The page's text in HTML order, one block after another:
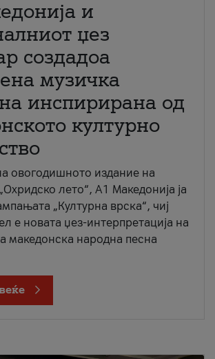
и
џез
создадоа
музичка
инспирирана од
културно
овогодишното издание на
лето“, А1 Македонија ја
„Културна врска“, чиј
е новата џез-интерпретација на
македонска народна песна